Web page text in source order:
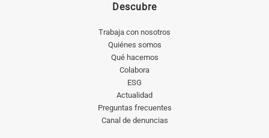
Descubre
Trabaja con nosotros
Quiénes somos
Qué hacemos
Colabora
ESG
Actualidad
Preguntas frecuentes
Canal de denuncias